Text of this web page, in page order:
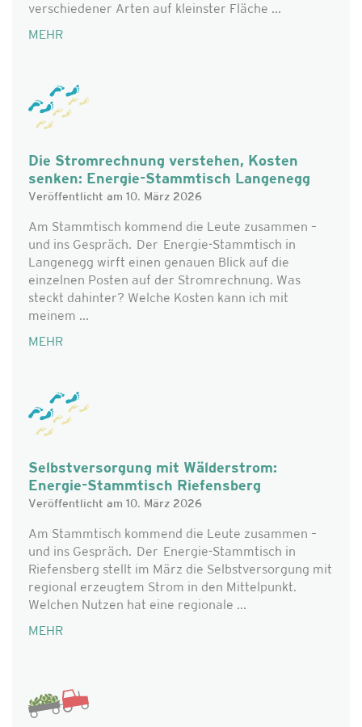
verschiedener Arten auf kleinster Fläche ...
MEHR
Die Stromrechnung verstehen, Kosten
senken: Energie-Stammtisch Langenegg
Veröffentlicht am 10. März 2026
Am Stammtisch kommend die Leute zusammen –
und ins Gespräch. Der Energie-Stammtisch in
Langenegg wirft einen genauen Blick auf die
einzelnen Posten auf der Stromrechnung. Was
steckt dahinter? Welche Kosten kann ich mit
meinem ...
MEHR
Selbstversorgung mit Wälderstrom:
Energie-Stammtisch Riefensberg
Veröffentlicht am 10. März 2026
Am Stammtisch kommend die Leute zusammen –
und ins Gespräch. Der Energie-Stammtisch in
Riefensberg stellt im März die Selbstversorgung mit
regional erzeugtem Strom in den Mittelpunkt.
Welchen Nutzen hat eine regionale ...
MEHR